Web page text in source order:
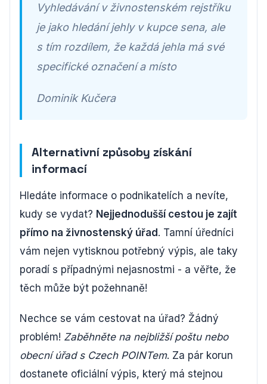
Vyhledávání v živnostenském rejstříku
je jako hledání jehly v kupce sena, ale
s tím rozdílem, že každá jehla má své
specifické označení a místo
Dominik Kučera
Alternativní způsoby získání
informací
Hledáte informace o podnikatelích a nevíte,
kudy se vydat? Nejjednodušší cestou je zajít
přímo na živnostenský úřad. Tamní úředníci
vám nejen vytisknou potřebný výpis, ale taky
poradí s případnými nejasnostmi - a věřte, že
těch může být požehnaně!
Nechce se vám cestovat na úřad? Žádný
problém! Zaběhněte na nejbližší poštu nebo
obecní úřad s Czech POINTem. Za pár korun
dostanete oficiální výpis, který má stejnou